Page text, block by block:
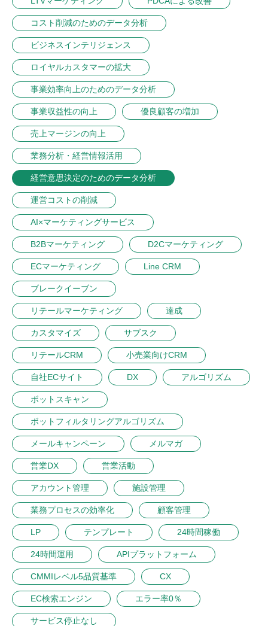
コスト削減のためのデータ分析
ビジネスインテリジェンス
ロイヤルカスタマーの拡大
事業効率向上のためのデータ分析
事業収益性の向上 優良顧客の増加
売上マージンの向上
業務分析・経営情報活用
経営意思決定のためのデータ分析
運営コストの削減
AI×マーケティングサービス
B2Bマーケティング D2Cマーケティング
ECマーケティング Line CRM
ブレークイーブン
リテールマーケティング 達成
カスタマイズ サブスク
リテールCRM 小売業向けCRM
自社ECサイト DX アルゴリズム
ボットスキャン
ボットフィルタリングアルゴリズム
メールキャンペーン メルマガ
営業DX 営業活動
アカウント管理 施設管理
業務プロセスの効率化 顧客管理
LP テンプレート 24時間稼働
24時間運用 APIプラットフォーム
CMMIレベル5品質基準 CX
EC検索エンジン エラー率0％
サービス停止なし